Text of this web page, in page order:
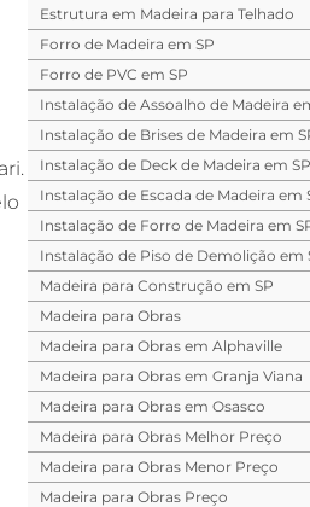
Estrutura em Madeira para Telhado
Forro de Madeira em SP
Forro de PVC em SP
Instalação de Assoalho de Madeira
Instalação de Brises de Madeira em
Instalação de Deck de Madeira em SP
Instalação de Escada de Madeira em
Instalação de Forro de Madeira em
Instalação de Piso de Demolição em
Madeira para Construção em SP
Madeira para Obras
Madeira para Obras em Alphaville
Madeira para Obras em Granja Viana
Madeira para Obras em Osasco
Madeira para Obras Melhor Preço
Madeira para Obras Menor Preço
Madeira para Obras Preço